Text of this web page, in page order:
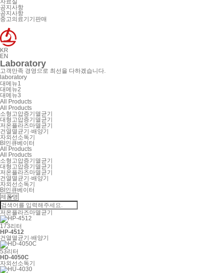
자료실
공지사항
공지사항
중고의료기기판매
KR
EN
Laboratory
고객만족 경영으로 최선을 다하겠습니다.
laboratory
대메뉴1
대메뉴2
대메뉴3
All Products
All Products
소형고압증기멸균기
대형고압증기멸균기
저온플라즈마멸균기
건열멸균기·배양기
자외선소독기
BI인큐베이터
All Products
All Products
소형고압증기멸균기
대형고압증기멸균기
저온플라즈마멸균기
건열멸균기·배양기
자외선소독기
BI인큐베이터
저온플라즈마멸균기
173리터
HP-4512
건열멸균기·배양기
53리터
HD-4050C
자외선소독기